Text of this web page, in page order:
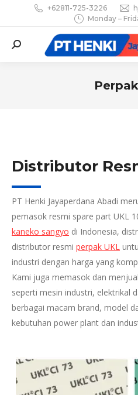
+62811-725-3226
Monday –
Search:
Distributor
PT Henki Jayaperdana Abadi
pemasok resmi spare part UKL
kaneko sangyo di Indonesia,
distributor resmi perpak UKL
industri dengan harga yang
Kami juga memasok dan
seperti mesin industri, elektrikal
berbagai macam brand, model
kebutuhan power plant dan